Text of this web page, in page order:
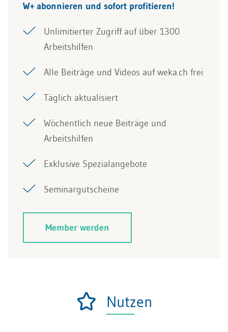
W+ abonnieren und sofort profitieren!
Unlimitierter Zugriff auf über 1300
Arbeitshilfen
Alle Beiträge und Videos auf weka.ch frei
Täglich aktualisiert
Wöchentlich neue Beiträge und
Arbeitshilfen
Exklusive Spezialangebote
Seminargutscheine
Member werden
Nutzen